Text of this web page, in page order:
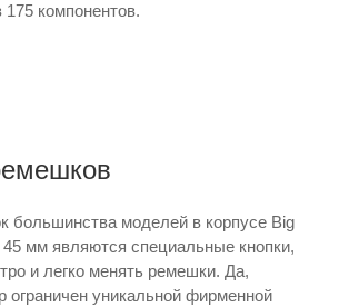
175 компонентов.
большинства моделей в корпусе Big
мм являются специальные кнопки,
и легко менять ремешки. Да,
ограничен уникальной фирменной